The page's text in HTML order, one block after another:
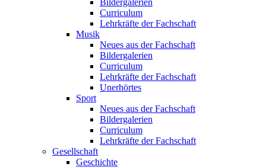
Bildergalerien
Curriculum
Lehrkräfte der Fachschaft
Musik
Neues aus der Fachschaft
Bildergalerien
Curriculum
Lehrkräfte der Fachschaft
Unerhörtes
Sport
Neues aus der Fachschaft
Bildergalerien
Curriculum
Lehrkräfte der Fachschaft
Gesellschaft
Geschichte